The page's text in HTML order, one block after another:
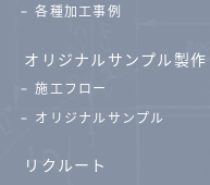
各種加工事例
オリジナルサンプル製作
施工フロー
オリジナルサンプル
リクルート